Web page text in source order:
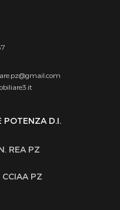
POTENZA D.I.
REA PZ
PZ